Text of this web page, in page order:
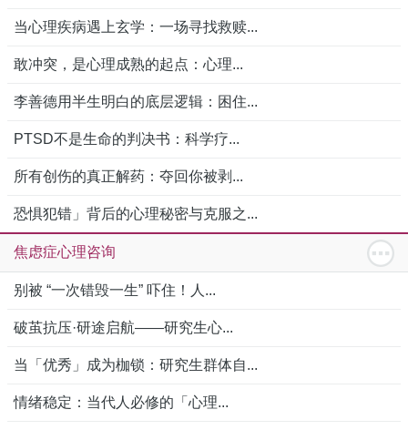
当心理疾病遇上玄学：一场寻找救赎...
敢冲突，是心理成熟的起点：心理...
李善德用半生明白的底层逻辑：困住...
PTSD不是生命的判决书：科学疗...
所有创伤的真正解药：夺回你被剥...
恐惧犯错」背后的心理秘密与克服之...
焦虑症心理咨询
别被 “一次错毁一生” 吓住！人...
破茧抗压·研途启航——研究生心...
当「优秀」成为枷锁：研究生群体自...
情绪稳定：当代人必修的「心理...